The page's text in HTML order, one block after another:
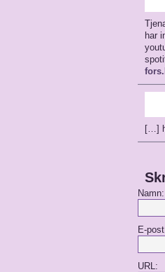
har
[…]
Namn:
E-
URL: